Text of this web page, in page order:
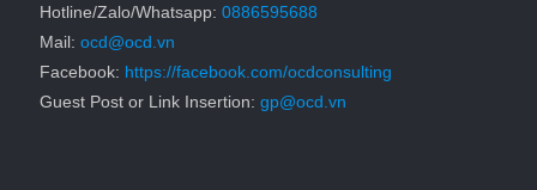
Hotline/Zalo/Whatsapp: 0886595688
Mail: ocd@ocd.vn
Facebook: https://facebook.com/ocdconsulting
Guest Post or Link Insertion: gp@ocd.vn